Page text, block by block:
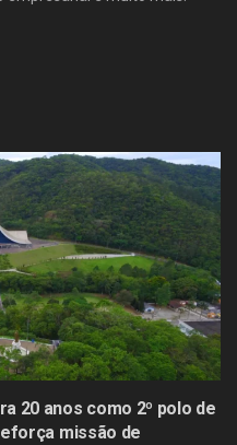
20 anos como 2º polo de
missão de